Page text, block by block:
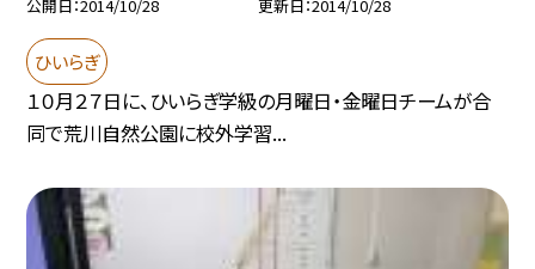
公開日 2014/10/28 更新日 2014/10/28
ひいらぎ
１０月２７日に、ひいらぎ学級の月曜日・金曜日チームが合
同で荒川自然公園に校外学習...